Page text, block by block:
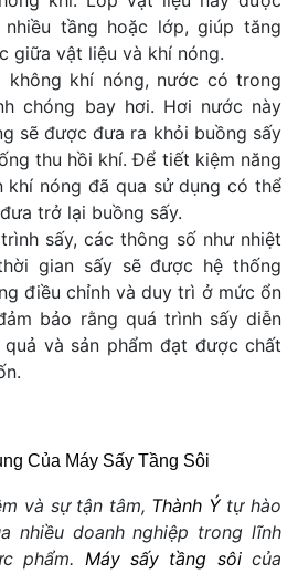
nhiều tầng hoặc lớp, giúp tăng
giữa vật liệu và khí nóng.
không khí nóng, nước có trong
chóng bay hơi. Hơi nước này
sẽ được đưa ra khỏi buồng sấy
thu hồi khí. Để tiết kiệm năng
khí nóng đã qua sử dụng có thể
trở lại buồng sấy.
sấy, các thông số như nhiệt
gian sấy sẽ được hệ thống
điều chỉnh và duy trì ở mức ổn
bảo rằng quá trình sấy diễn
quả và sản phẩm đạt được chất
Của Máy Sấy Tầng Sôi
và sự tận tâm, Thành Ýtự hào
nhiều doanh nghiệp trong lĩnh
phẩm. Máy sấy tầng sôicủa